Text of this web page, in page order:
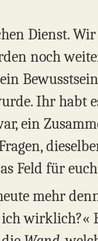
Dienst. Wir
noch
Ihr habt
ein
Feld für
mehr
wirklich?«